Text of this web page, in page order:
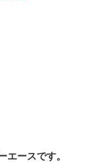
エースです。